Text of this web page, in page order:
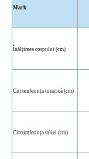
Mark
Înălțimea corpului (cm)
Circumferința toracică (cm)
Circumferința taliei (cm)